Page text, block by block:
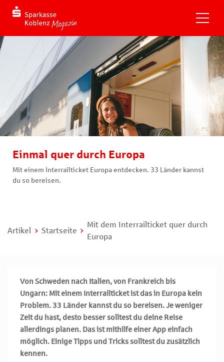
Einmal quer durch Europa
Mit einem Interrailticket Europa entdecken. 33 Länder kannst
du so bereisen.
Artikel Startseite
Mit dem Interrailticket quer durch
Europa
Von Schweden nach Italien, von Frankreich bis
Ungarn: Mit einem Interrailticket ist das in Europa kein
Problem. 33 Länder kannst du so bereisen. Je weniger
Zeit du hast, desto besser solltest du deine Reise
allerdings planen. Das ist mithilfe einer App einfach
möglich. Einige Tipps und Tricks solltest du zusätzlich
kennen.